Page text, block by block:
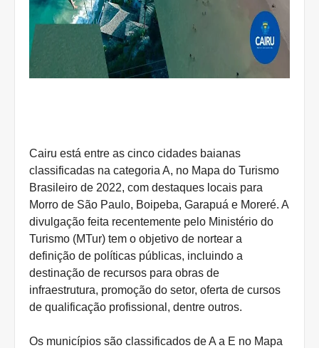
Cairu está entre as cinco cidades baianas
classificadas na categoria A, no Mapa do Turismo
Brasileiro de 2022, com destaques locais para
Morro de São Paulo, Boipeba, Garapuá e Moreré. A
divulgação feita recentemente pelo Ministério do
Turismo (MTur) tem o objetivo de nortear a
definição de políticas públicas, incluindo a
destinação de recursos para obras de
infraestrutura, promoção do setor, oferta de cursos
de qualificação profissional, dentre outros.
Os municípios são classificados de A a E no Mapa